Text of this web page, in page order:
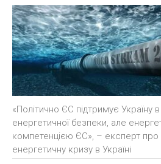
«Політично ЄС підтримує Україну в
енергетичної безпеки, але
компетенцією ЄС», – експерт про
енергетичну кризу в Україні